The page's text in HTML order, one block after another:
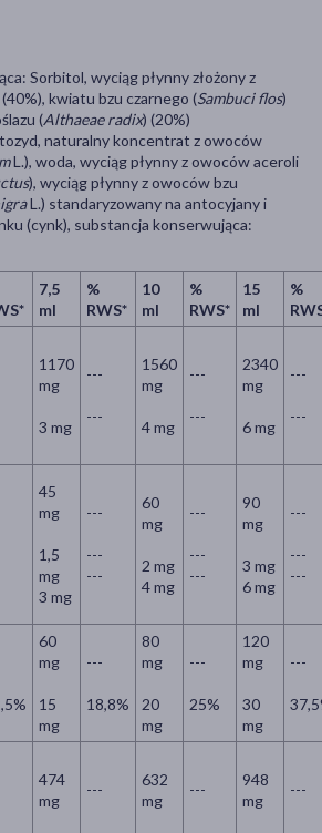
Sorbitol, wyciąg płynny złożony z
(40%), kwiatu bzu czarnego (Sambuci flos)
(Althaeae radix) (20%)
naturalny koncentrat z owoców
L.), woda, wyciąg płynny z owoców aceroli
), wyciąg płynny z owoców bzu
L.) standaryzowany na antocyjany i
(cynk), substancja konserwująca:
7,5
ml
%
RWS*
10
ml
%
RWS*
15
ml
%
1170
mg
3 mg
---
---
1560
mg
4 mg
---
---
2340
mg
6 mg
---
---
45
mg
1,5
mg
3 mg
---
---
---
60
mg
2 mg
4 mg
---
---
---
90
mg
3 mg
6 mg
---
---
---
60
mg
15
mg
---
18,8%
80
mg
20
mg
---
25%
120
mg
30
mg
---
474
mg
---
632
mg
---
948
mg
---